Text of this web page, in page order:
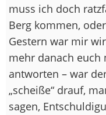
muss ich doch
Berg kommen,
Gestern war mir
mehr danach euch
antworten – war
„scheiße“ drauf,
sagen,